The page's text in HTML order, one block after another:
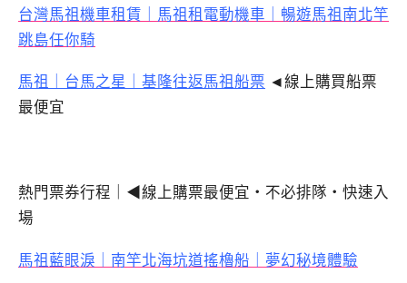
台灣馬祖機車租賃｜馬祖租電動機車｜暢遊馬祖南北竿
跳島任你騎
馬祖｜台馬之星｜基隆往返馬祖船票 ◄線上購買船票
最便宜
熱門票券行程｜◀線上購票最便宜・不必排隊・快速入
場
馬祖藍眼淚｜南竿北海坑道搖櫓船｜夢幻秘境體驗